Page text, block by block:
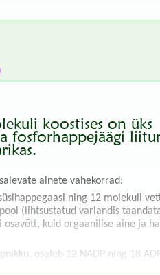
koostises on üks
fosforhappejäägi
ainete vahekorrad:
ning 12 molekuli
(lihtsustatud variandis
kuid orgaanilise aine ja
osaleb 12 NADP ning 18